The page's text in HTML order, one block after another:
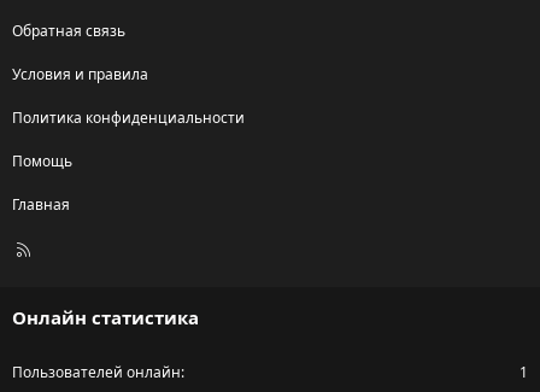
Обратная связь
Условия и правила
Политика конфиденциальности
Помощь
Главная
R
Онлайн статистика
Пользователей онлайн 1